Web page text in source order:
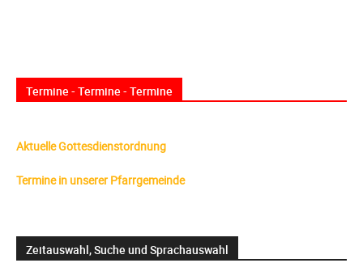
Termine - Termine - Termine
Aktuelle Gottesdienstordnung
Termine in unserer Pfarrgemeinde
Zeitauswahl, Suche und Sprachauswahl